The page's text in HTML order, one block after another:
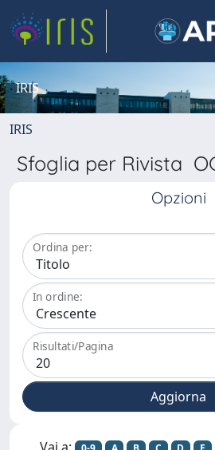
IRIS
IRIS
Sfoglia per Rivista
Opzioni
Ordina per:
In ordine:
Risultati/Pagina